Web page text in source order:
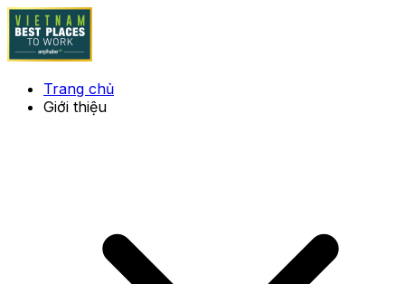
Trang chủ
Giới thiệu